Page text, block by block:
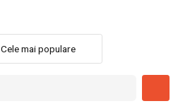
Cele mai populare